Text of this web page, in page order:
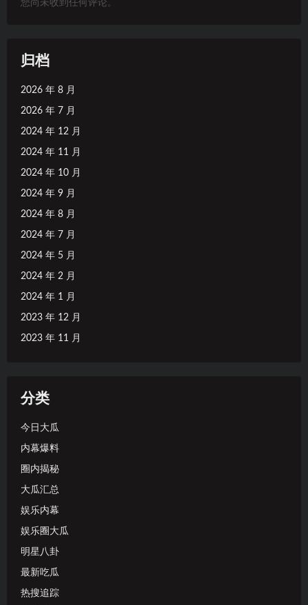
您尚未收到任何评论。
归档
2026 年 8 月
2026 年 7 月
2024 年 12 月
2024 年 11 月
2024 年 10 月
2024 年 9 月
2024 年 8 月
2024 年 7 月
2024 年 5 月
2024 年 2 月
2024 年 1 月
2023 年 12 月
2023 年 11 月
分类
今日大瓜
内幕爆料
圈内揭秘
大瓜汇总
娱乐内幕
娱乐圈大瓜
明星八卦
最新吃瓜
热搜追踪